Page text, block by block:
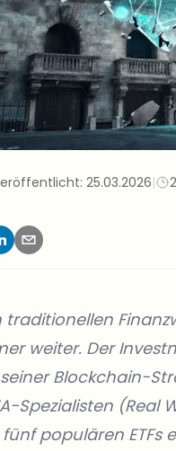
25.03.2026|
traditionellen
weiter. Der
Blockchain-
Spezialisten (Real
populären